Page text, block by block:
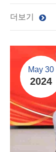
더보기
May 30
2024